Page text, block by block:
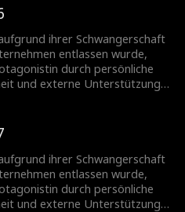
mit Kollegen ihren
wird das
drei Monate später aufgrund
in den Bankrott
ihrer Schwangerschaft
entlassen wurde,
durch persönliche
und externe Unterstützung
mit Kollegen ihren
wird das
drei Monate später aufgrund
in den Bankrott
ihrer Schwangerschaft
entlassen wurde,
durch persönliche
und externe Unterstützung